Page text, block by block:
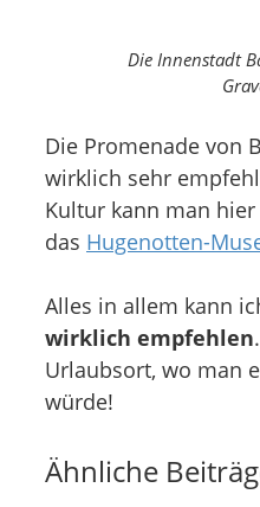
Die Innenstadt
Die Promenade von
wirklich sehr
Kultur kann man
das Hugenotten-
Alles in allem kann
wirklich empfehlen
Urlaubsort, wo man
würde!
Ähnliche